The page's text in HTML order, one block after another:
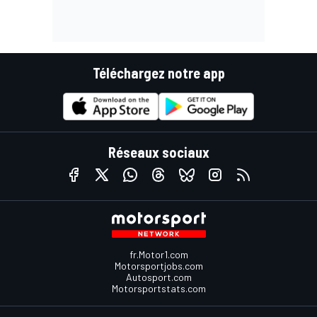
Téléchargez notre app
Réseaux sociaux
fr.Motor1.com
Motorsportjobs.com
Autosport.com
Motorsportstats.com